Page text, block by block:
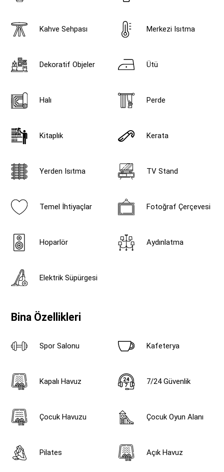
Kahve Sehpası Merkezi Isıtma
Dekoratif Objeler Ütü
Halı Perde
Kitaplık Kerata
Yerden Isıtma TV Stand
Temel İhtiyaçlar Fotoğraf Çerçevesi
Hoparlör Aydınlatma
Elektrik Süpürgesi
Bina Özellikleri
Spor Salonu Kafeterya
Kapalı Havuz 7/24 Güvenlik
Çocuk Havuzu Çocuk Oyun Alanı
Pilates Açık Havuz